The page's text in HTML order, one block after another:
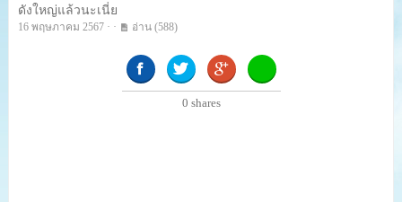
ดังใหญ่แล้วนะเนี่ย
16 พฤษภาคม 2567 · · อ่าน (588)
0 shares